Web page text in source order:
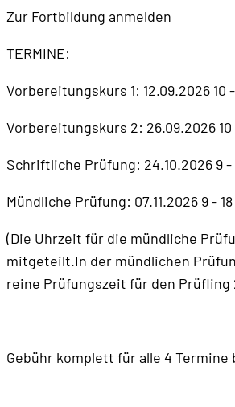
Zur Fortbildung anmelden
TERMINE:
Vorbereitungskurs 1: 12.09.2026 10
Vorbereitungskurs 2: 26.09.2026 10
Schriftliche Prüfung: 24.10.2026 9 -
Mündliche Prüfung: 07.11.2026 9 -
(Die Uhrzeit für die mündliche
mitgeteilt.In der mündlichen
reine Prüfungszeit für den Prüfling
Gebühr komplett für alle 4 Termine